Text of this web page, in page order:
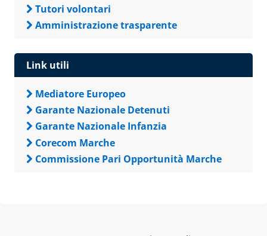
Tutori volontari
Amministrazione trasparente
Link utili
Mediatore Europeo
Garante Nazionale Detenuti
Garante Nazionale Infanzia
Corecom Marche
Commissione Pari Opportunità Marche